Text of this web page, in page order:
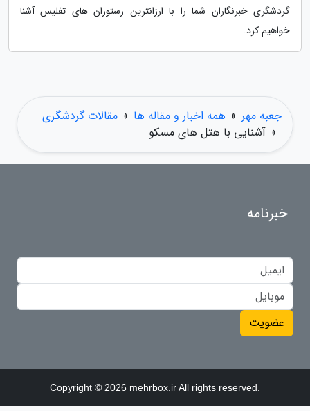
گردشگری خبرنگاران شما را با ارزانترین رستوران های تفلیس آشنا
خواهیم کرد.
جعبه مهر » همه اخبار و مقاله ها » مقالات گردشگری
» آشنایی با هتل های مسکو
خبرنامه
عضویت
Copyright © 2026 mehrbox.ir All rights reserved.